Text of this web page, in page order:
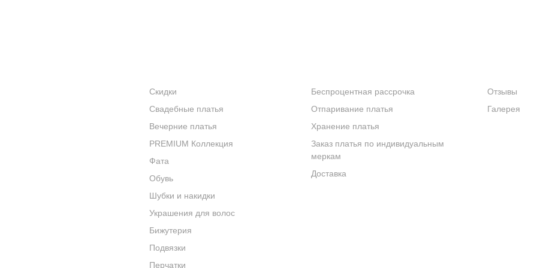
Скидки
Свадебные платья
Вечерние платья
PREMIUM Коллекция
Фата
Обувь
Шубки и накидки
Украшения для волос
Бижутерия
Подвязки
Перчатки
Беспроцентная рассрочка
Отпаривание платья
Хранение платья
Заказ платья по индивидуальным
меркам
Доставка
Отзывы
Галерея